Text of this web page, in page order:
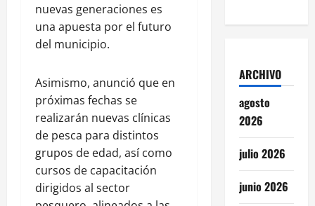
nuevas generaciones es
una apuesta por el futuro
del municipio.
Asimismo, anunció que en
próximas fechas se
realizarán nuevas clínicas
de pesca para distintos
grupos de edad, así como
cursos de capacitación
dirigidos al sector
ARCHIVO
agosto
2026
julio 2026
junio 2026